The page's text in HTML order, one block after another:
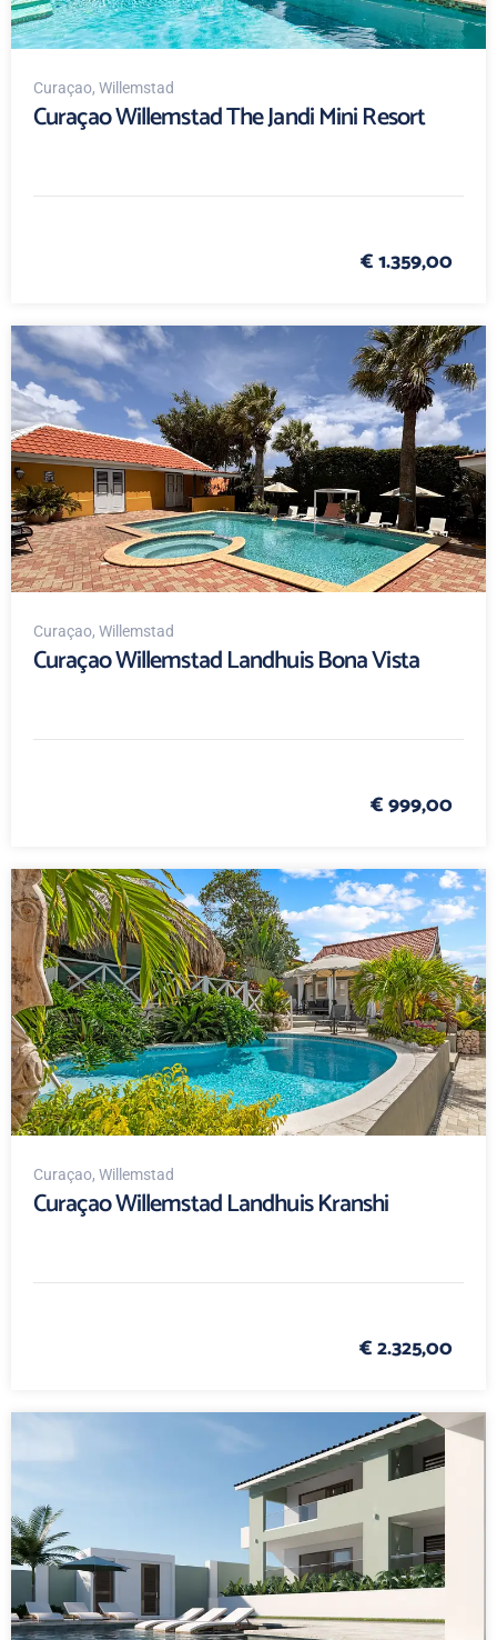
Curaçao, Willemstad
Curaçao Willemstad The Jandi Mini Resort
€ 1.359,00
Curaçao, Willemstad
Curaçao Willemstad Landhuis Bona Vista
€ 999,00
Curaçao, Willemstad
Curaçao Willemstad Landhuis Kranshi
€ 2.325,00